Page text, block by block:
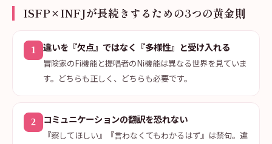
ISFP×INFJが長続きするための3つの黄金則
1 違いを『欠点』ではなく『多様性』と受け入れる
冒険家のFi機能と提唱者のNi機能は異なる世界を見ていま
す。どちらも正しく、どちらも必要です。
2 コミュニケーションの翻訳を恐れない
『察してほしい』『言わなくてもわかるはず』は禁句。違